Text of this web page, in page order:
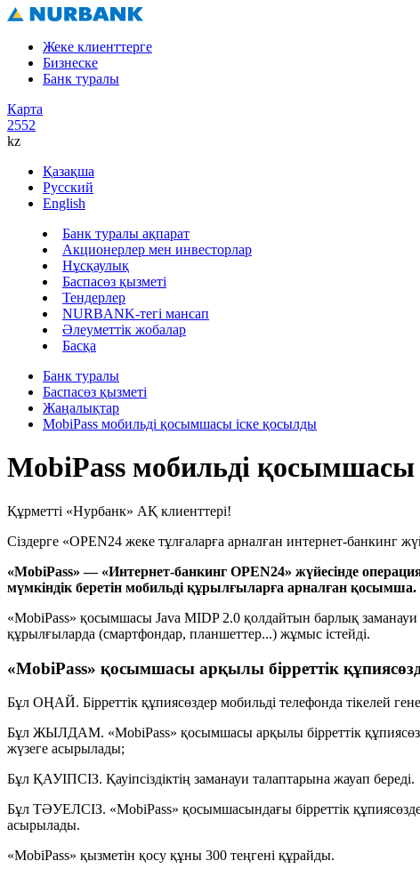
Жеке клиенттерге
Бизнеске
Банк туралы
Карта
2552
kz
Қазақша
Русский
English
Банк туралы ақпарат
Акционерлер мен инвесторлар
Нұсқаулық
Баспасөз қызметі
Тендерлер
NURBANK-тегі мансап
Әлеуметтік жобалар
Басқа
Банк туралы
Баспасөз қызметі
Жаңалықтар
MobiPass мобильді қосымшасы іске қосылды
MobiPass мобильді қосымшасы
Құрметті «Нурбанк» АҚ клиенттері!
Сіздерге «OPEN24 жеке тұлғаларға арналған интернет-
«MobiPass» — «Интернет-банкинг OPEN24» жүйесінде
мүмкіндік беретін мобильді құрылғыларға арналған қосымша.
«MobiPass» қосымшасы Java MIDP 2.0 қолдайтын барлық
құрылғыларда (смартфондар, планшеттер...) жұмыс істейді.
«MobiPass» қосымшасы арқылы бірреттік
Бұл ОҢАЙ. Бірреттік құпиясөздер мобильді телефонда тікелей
Бұл ЖЫЛДАМ. «MobiPass» қосымшасы арқылы бірреттік
жүзеге асырылады;
Бұл ҚАУІПСІЗ. Қауіпсіздіктің заманауи талаптарына жауап береді.
Бұл ТӘУЕЛСІЗ. «MobiPass» қосымшасындағы бірреттік
асырылады.
«MobiPass» қызметін қосу құны 300 теңгені құрайды.